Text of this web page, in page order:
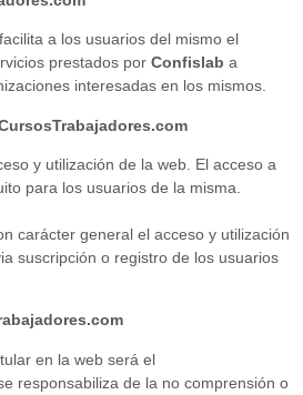
a los usuarios del mismo el
prestados por Confislab a
interesadas en los mismos.
y utilización de la web. El acceso a
para los usuarios de la misma.
carácter general el acceso y utilización
suscripción o registro de los usuarios
en la web será el
responsabiliza de la no comprensión o